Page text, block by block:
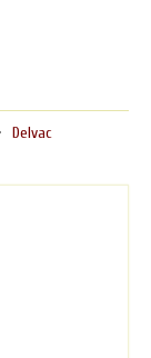
Delvac